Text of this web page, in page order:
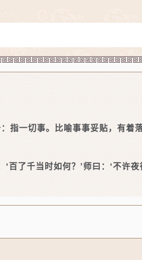
指一切事。比喻事事妥贴，有着落
百了千当时如何？’师曰：‘不许夜